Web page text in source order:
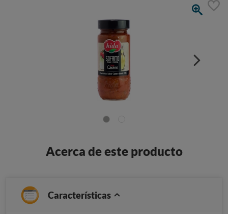
Acerca de este producto
Características